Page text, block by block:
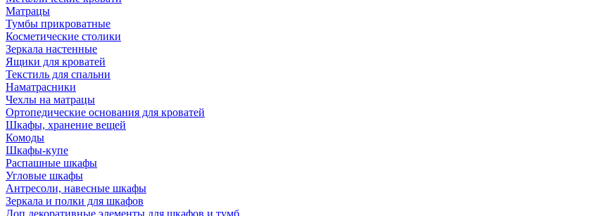
Матрацы
Тумбы прикроватные
Косметические столики
Зеркала настенные
Ящики для кроватей
Текстиль для спальни
Наматрасники
Чехлы на матрацы
Ортопедические основания для кроватей
Шкафы, хранение вещей
Комоды
Шкафы-купе
Распашные шкафы
Угловые шкафы
Антресоли, навесные шкафы
Зеркала и полки для шкафов
Доп.декоративные элементы для шкафов и тумб